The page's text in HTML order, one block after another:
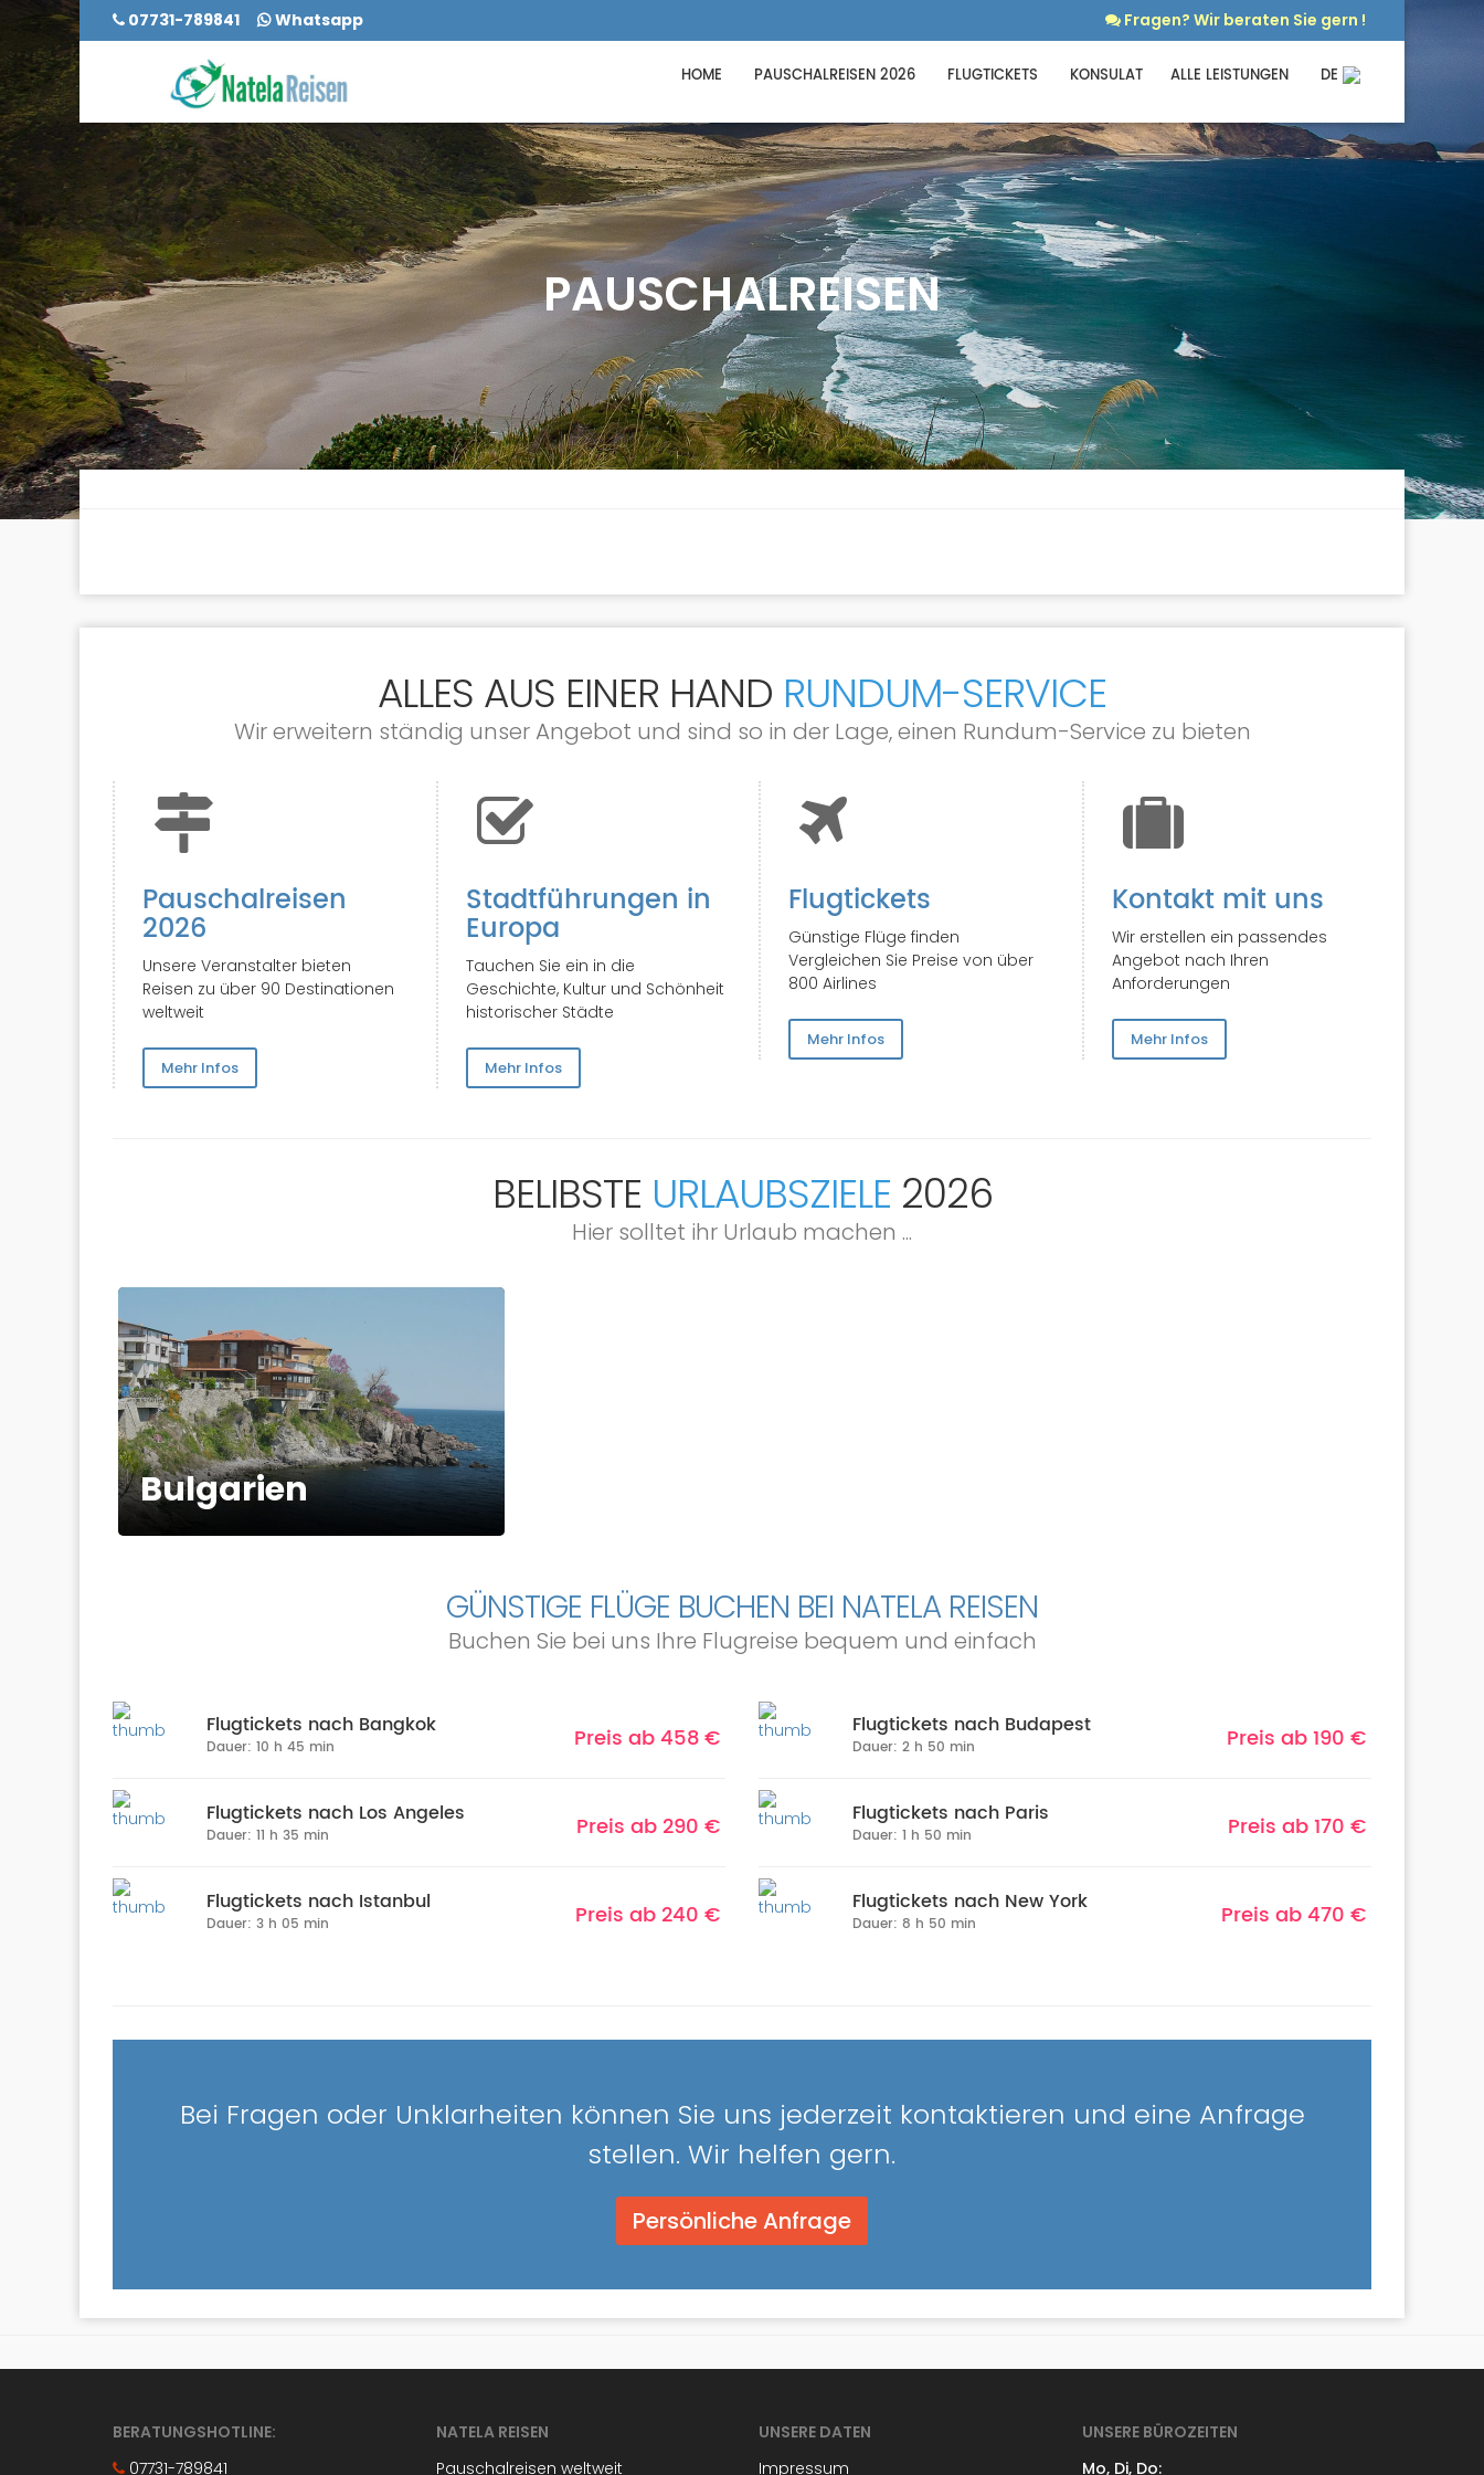
07731-789841 Whatsapp Fragen? Wir beraten Sie gern !
HOME PAUSCHALREISEN 2026 FLUGTICKETS KONSULAT ALLE LEISTUNGEN DE
PAUSCHALREISEN
ALLES AUS EINER HAND RUNDUM-SERVICE
Wir erweitern ständig unser Angebot und sind so in der Lage, einen Rundum-Service zu bieten
Pauschalreisen
2026
Unsere Veranstalter bieten
Reisen zu über 90 Destinationen
weltweit
Mehr Infos
Stadtführungen in
Europa
Tauchen Sie ein in die
Geschichte, Kultur und Schönheit
historischer Städte
Mehr Infos
Flugtickets
Günstige Flüge finden
Vergleichen Sie Preise von über
800 Airlines
Mehr Infos
Kontakt mit uns
Wir erstellen ein passendes
Angebot nach Ihren
Anforderungen
Mehr Infos
BELIBSTE URLAUBSZIELE 2026
Hier solltet ihr Urlaub machen ...
Bulgarien
Italien
GÜNSTIGE FLÜGE BUCHEN BEI NATELA REISEN
Buchen Sie bei uns Ihre Flugreise bequem und einfach
Flugtickets nach Bangkok
Dauer: 10 h 45 min Preis ab 458 €
Flugtickets nach Los Angeles
Dauer: 11 h 35 min Preis ab 290 €
Flugtickets nach Istanbul
Dauer: 3 h 05 min Preis ab 240 €
Flugtickets nach Budapest
Dauer: 2 h 50 min Preis ab 190 €
Flugtickets nach Paris
Dauer: 1 h 50 min Preis ab 170 €
Flugtickets nach New York
Dauer: 8 h 50 min Preis ab 470 €
Bei Fragen oder Unklarheiten können Sie uns jederzeit kontaktieren und eine Anfrage
stellen. Wir helfen gern.
Persönliche Anfrage
BERATUNGSHOTLINE:
07731-789841
NATELA REISEN
Pauschalreisen weltweit
UNSERE DATEN
Impressum
UNSERE BÜROZEITEN
Mo, Di, Do: